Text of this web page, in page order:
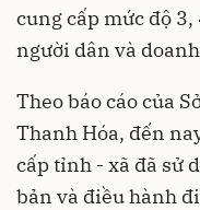
cung cấp mức độ
người dân và
Theo báo cáo của
Thanh Hóa, đến
cấp tỉnh - xã đã sử
bản và điều hành